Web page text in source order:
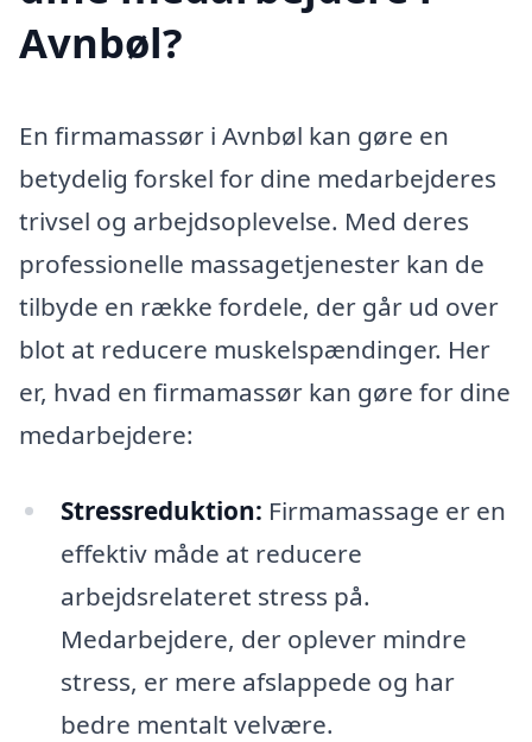
Avnbøl?
En firmamassør i Avnbøl kan gøre en
betydelig forskel for dine medarbejderes
trivsel og arbejdsoplevelse. Med deres
professionelle massagetjenester kan de
tilbyde en række fordele, der går ud over
blot at reducere muskelspændinger. Her
er, hvad en firmamassør kan gøre for dine
medarbejdere:
Stressreduktion: Firmamassage er en
effektiv måde at reducere
arbejdsrelateret stress på.
Medarbejdere, der oplever mindre
stress, er mere afslappede og har
bedre mentalt velvære.